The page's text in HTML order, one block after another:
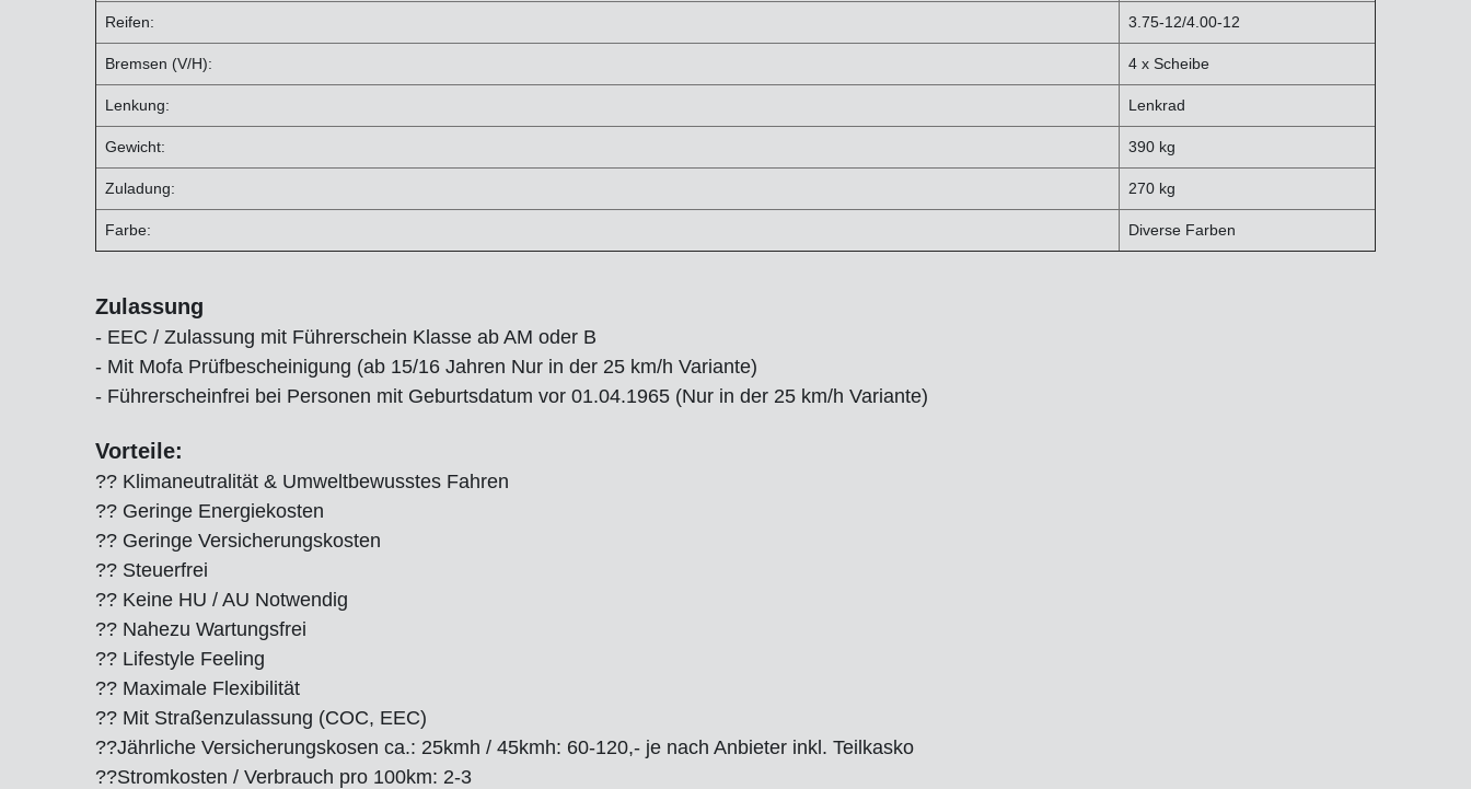
Reifen: 3.75-12/4.00-12
Bremsen (V/H): 4 x Scheibe
Lenkung: Lenkrad
Gewicht: 390 kg
Zuladung: 270 kg
Farbe: Diverse Farben
Zulassung
- EEC / Zulassung mit Führerschein Klasse ab AM oder B
- Mit Mofa Prüfbescheinigung (ab 15/16 Jahren Nur in der 25 km/h Variante)
- Führerscheinfrei bei Personen mit Geburtsdatum vor 01.04.1965 (Nur in der 25 km/h Variante)
Vorteile:
?? Klimaneutralität & Umweltbewusstes Fahren
?? Geringe Energiekosten
?? Geringe Versicherungskosten
?? Steuerfrei
?? Keine HU / AU Notwendig
?? Nahezu Wartungsfrei
?? Lifestyle Feeling
?? Maximale Flexibilität
?? Mit Straßenzulassung (COC, EEC)
??Jährliche Versicherungskosen ca.: 25kmh / 45kmh: 60-120,- je nach Anbieter inkl. Teilkasko
??Stromkosten / Verbrauch pro 100km: 2-3